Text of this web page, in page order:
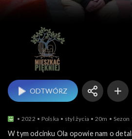
ODTWÓRZ
2022 Polska styl życia 20m Sezon
W tym odcinku Ola opowie nam o